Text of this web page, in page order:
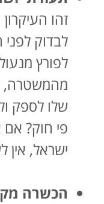
זהו
לבדוק
לפורץ
מהמשטרה,
שלו לספק
פי חוק? אם
ישראל, אין
הכשרה